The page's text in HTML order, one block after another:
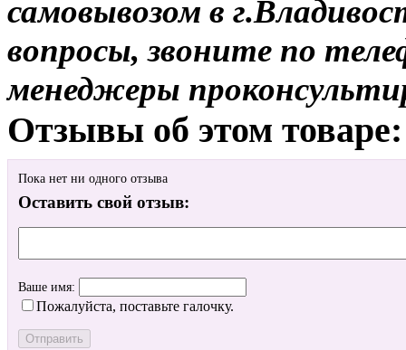
самовывозом в
вопросы, звоните по
менеджеры
Отзывы об этом товаре:
Пока нет ни одного отзыва
Оставить свой отзыв:
Ваше имя:
Пожалуйста, поставьте галочку.